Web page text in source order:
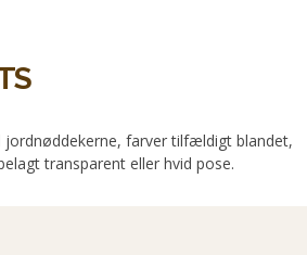
jordnøddekerne, farver tilfældigt blandet,
transparent eller hvid pose.